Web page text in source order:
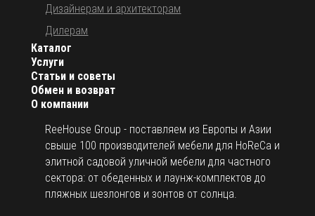
О компании
ReeHouse Group - поставляем из Европы и Азии
свыше 100 производителей мебели для HoReCa и
элитной садовой уличной мебели для частного
сектора: от обеденных и лаунж-комплектов до
пляжных шезлонгов и зонтов от солнца.
Каталог
Услуги
Статьи и советы
Обмен и возврат
Дизайнерам и архитекторам
Дилерам